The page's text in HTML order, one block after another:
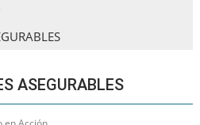
ASEGURABLES